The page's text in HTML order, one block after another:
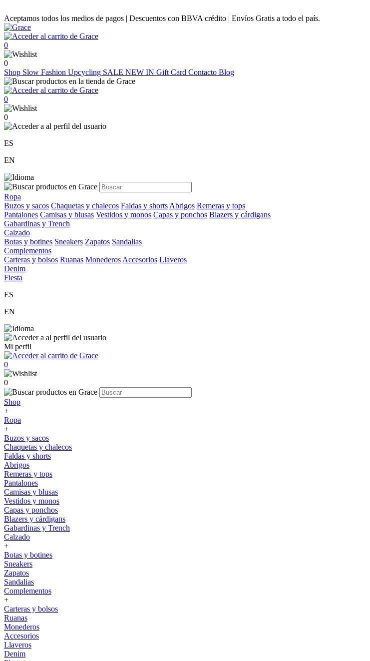
Aceptamos todos los medios de pagos | Descuentos con BBVA crédito | Envíos Gratis a todo el país.
0
0
Shop Slow Fashion Upcycling SALE NEW IN Gift Card Contacto Blog
0
0
ES
EN
Ropa
Buzos y sacos Chaquetas y chalecos Faldas y shorts Abrigos Remeras y tops
Pantalones Camisas y blusas Vestidos y monos Capas y ponchos Blazers y cárdigans
Gabardinas y Trench
Calzado
Botas y botines Sneakers Zapatos Sandalias
Complementos
Carteras y bolsos Ruanas Monederos Accesorios Llaveros
Denim
Fiesta
ES
EN
Mi perfil
0
0
Shop
+
Ropa
+
Buzos y sacos
Chaquetas y chalecos
Faldas y shorts
Abrigos
Remeras y tops
Pantalones
Camisas y blusas
Vestidos y monos
Capas y ponchos
Blazers y cárdigans
Gabardinas y Trench
Calzado
+
Botas y botines
Sneakers
Zapatos
Sandalias
Complementos
+
Carteras y bolsos
Ruanas
Monederos
Accesorios
Llaveros
Denim